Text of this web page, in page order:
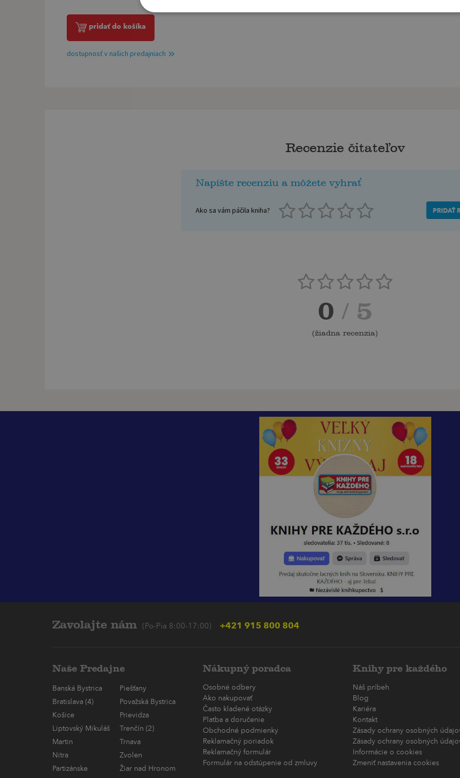
pridať do košíka
dostupnosť v našich predajniach
Recenzie čitateľov
Napíšte recenziu a môžete vyhrať
Ako sa vám páčila kniha? PRIDAŤ
0 / 5
(žiadna recenzia)
Zavolajte nám (Po-Pia 8:00-17:00) +421 915 800 804
Naše Predajne
Banská Bystrica
Piešťany
Bratislava (4)
Považská Bystrica
Košice
Prievidza
Liptovský Mikuláš
Trenčín (2)
Martin
Trnava
Nitra
Zvolen
Partizánske
Žiar nad Hronom
Nákupný poradca
Osobné odbery
Ako nakupovať
Často kladené otázky
Platba a doručenie
Obchodné podmienky
Reklamačný poriadok
Reklamačný formulár
Formulár na odstúpenie od zmluvy
Knihy pre každého
Náš príbeh
Blog
Kariéra
Kontakt
Zásady ochrany osobných
Zásady ochrany osobných
Informácie o cookies
Zmeniť nastavenia cookies